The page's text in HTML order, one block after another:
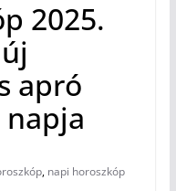
2025.
apró
, napi horoszkóp